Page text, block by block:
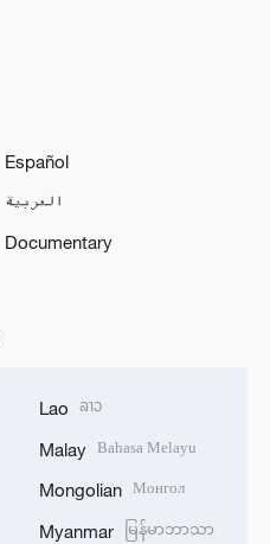
Español
العربية
Documentary
Lao ລາວ
Malay Bahasa Melayu
Mongolian Монгол
Myanmar မြန်မာဘာသာ